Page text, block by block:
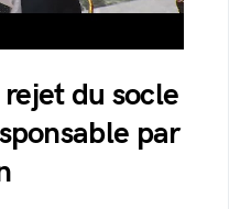
du socle
par